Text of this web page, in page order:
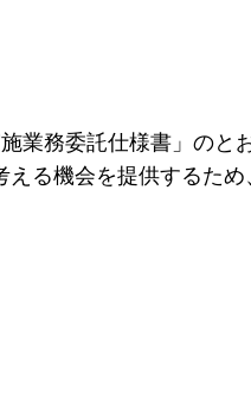
業務委託仕様書」のと
る機会を提供するた